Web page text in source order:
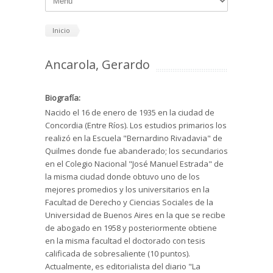
Inicio
Ancarola, Gerardo
Biografía:
Nacido el 16 de enero de 1935 en la ciudad de
Concordia (Entre Ríos). Los estudios primarios los
realizó en la Escuela "Bernardino Rivadavia" de
Quilmes donde fue abanderado; los secundarios
en el Colegio Nacional "José Manuel Estrada" de
la misma ciudad donde obtuvo uno de los
mejores promedios y los universitarios en la
Facultad de Derecho y Ciencias Sociales de la
Universidad de Buenos Aires en la que se recibe
de abogado en 1958 y posteriormente obtiene
en la misma facultad el doctorado con tesis
calificada de sobresaliente (10 puntos).
Actualmente, es editorialista del diario "La